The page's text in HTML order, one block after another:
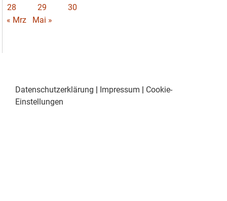
28
29
30
« Mrz
Mai »
Datenschutzerklärung Impressum
Cookie-
Einstellungen